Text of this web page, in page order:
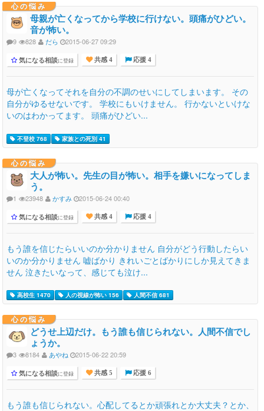
心の悩み
母親が亡くなってから学校に行けない。頭痛がひどい。
音が怖い。
9 828 だら 2015-06-27 09:29
気になる相談に登録 共感 4 応援 4
母が亡くなってそれを自分の不調のせいにしてしまいます。 その
自分がゆるせないです。 学校にもいけません。 行かないといけな
いのはわかってます。 頭痛がひどい...
不登校 768 家族との死別 41
心の悩み
大人が怖い。先生の目が怖い。相手を嫌いになってしま
う。
1 23948 かすみ 2015-06-24 00:40
気になる相談に登録 共感 4 応援 4
もう誰を信じたらいいのか分かりません 自分がどう行動したらい
いのか分かりません 嘘ばかり きれいごとばかりにしか見えてきま
せん 泣きたいなって、感じても泣け...
高校生 1470 人の視線が怖い 156 人間不信 681
心の悩み
どうせ上辺だけ。もう誰も信じられない。人間不信でし
ょうか。
3 8184 あやね 2015-06-22 20:59
気になる相談に登録 共感 5 応援 6
もう誰も信じられない。心配してるとか頑張れとか大丈夫？とか、